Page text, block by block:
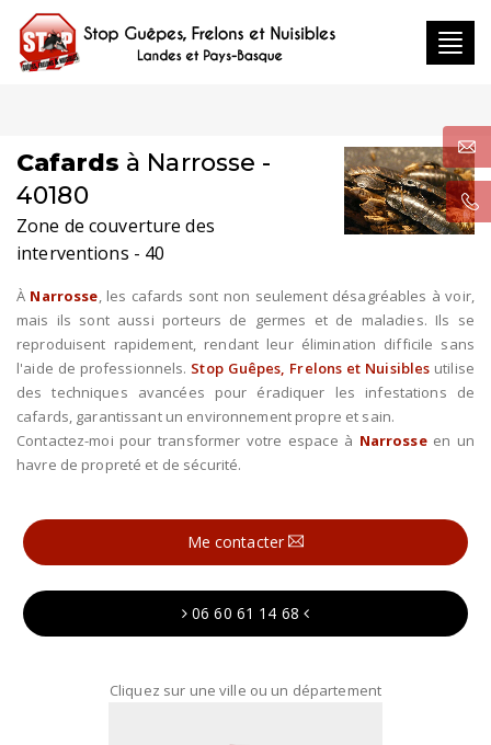
Cafards à Narrosse -
40180
Zone de couverture des
interventions - 40
À Narrosse, les cafards sont non seulement désagréables à voir,
mais ils sont aussi porteurs de germes et de maladies. Ils se
reproduisent rapidement, rendant leur élimination difficile sans
l'aide de professionnels. Stop Guêpes, Frelons et Nuisibles utilise
des techniques avancées pour éradiquer les infestations de
cafards, garantissant un environnement propre et sain.
Contactez-moi pour transformer votre espace à Narrosseen un
havre de propreté et de sécurité.
Me contacter
06 60 61 14 68
Cliquez sur une ville ou un département